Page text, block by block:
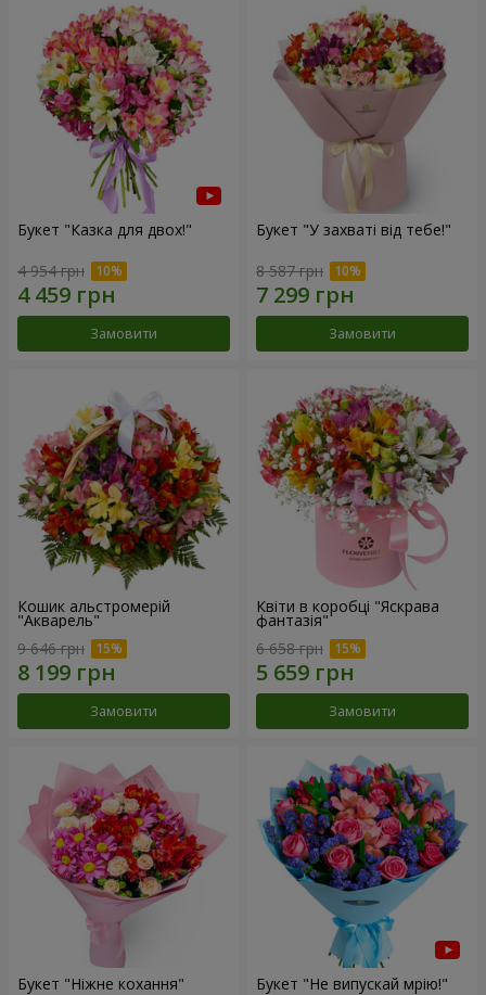
Букет "Казка для двох!"
4 954 грн
Замовити
Букет "У захваті від тебе!"
8 587 грн
Замовити
Кошик альстромерій
"Акварель"
9 646 грн
Замовити
Квіти в коробці "Яскрава
фантазія"
6 658 грн
Замовити
Букет "Ніжне кохання" Букет "Не випускай мрію!"